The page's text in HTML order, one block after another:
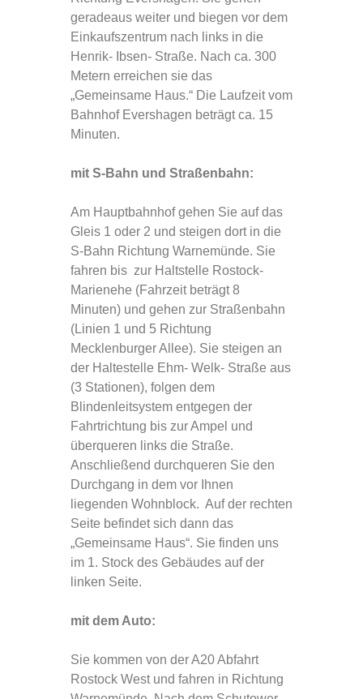
geradeaus weiter und biegen vor dem
Einkaufszentrum nach links in die
Henrik- Ibsen- Straße. Nach ca. 300
Metern erreichen sie das
„Gemeinsame Haus.“ Die Laufzeit vom
Bahnhof Evershagen beträgt ca. 15
Minuten.
mit S-Bahn und Straßenbahn:
Am Hauptbahnhof gehen Sie auf das
Gleis 1 oder 2 und steigen dort in die
S-Bahn Richtung Warnemünde. Sie
fahren bis zur Haltstelle Rostock-
Marienehe (Fahrzeit beträgt 8
Minuten) und gehen zur Straßenbahn
(Linien 1 und 5 Richtung
Mecklenburger Allee). Sie steigen an
der Haltestelle Ehm- Welk- Straße aus
(3 Stationen), folgen dem
Blindenleitsystem entgegen der
Fahrtrichtung bis zur Ampel und
überqueren links die Straße.
Anschließend durchqueren Sie den
Durchgang in dem vor Ihnen
liegenden Wohnblock. Auf der rechten
Seite befindet sich dann das
„Gemeinsame Haus“. Sie finden uns
im 1. Stock des Gebäudes auf der
linken Seite.
mit dem Auto:
Sie kommen von der A20 Abfahrt
Rostock West und fahren in Richtung